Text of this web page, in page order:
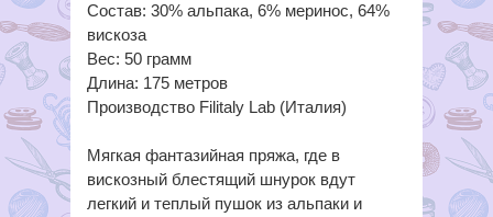
Состав: 30% альпака, 6% меринос, 64%
вискоза
Вес: 50 грамм
Длина: 175 метров
Производство Filitaly Lab (Италия)
Мягкая фантазийная пряжа, где в
вискозный блестящий шнурок вдут
легкий и теплый пушок из альпаки и